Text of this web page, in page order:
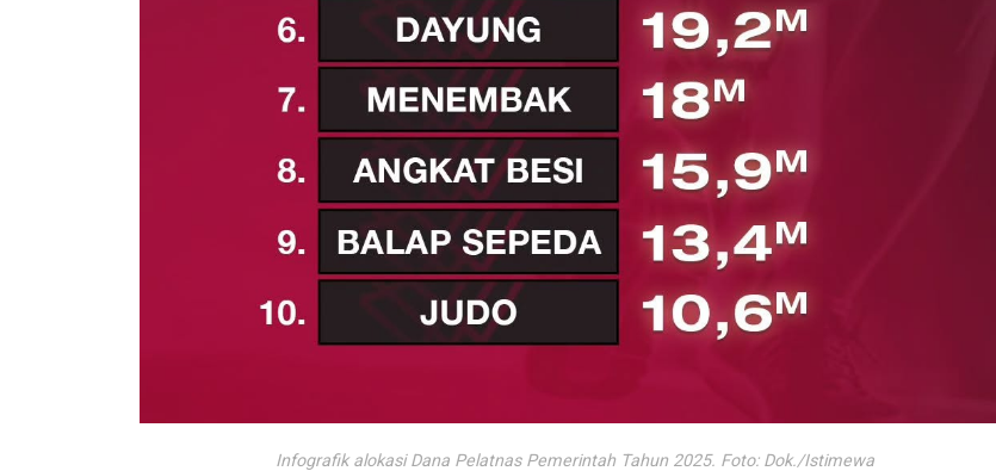
Infografik alokasi Dana Pelatnas Pemerintah Tahun 2025. Foto: Dok./Istimewa